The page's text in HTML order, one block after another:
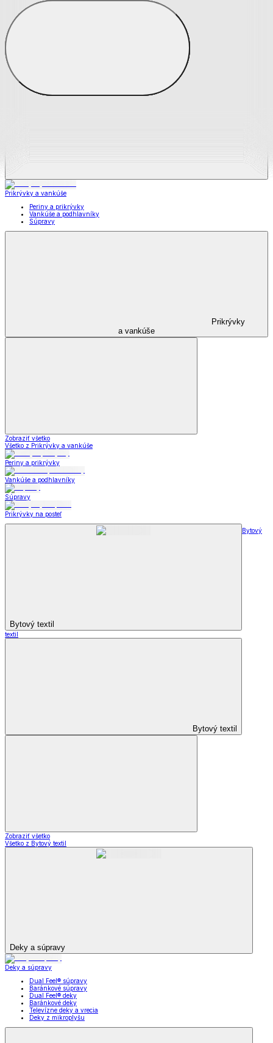
Zobraziť všetko
Všetko z Matrace a matracové chrániče
Matrace
Chrániče na matrace
Prikrývky a vankúše
Periny a prikrývky
Vankúše a podhlavníky
Súpravy
Prikrývky
a vankúše
Zobraziť všetko
Všetko z Prikrývky a vankúše
Periny a prikrývky
Vankúše a podhlavníky
Súpravy
Prikrývky na posteľ
Bytový textil
Bytový
textil
Bytový textil
Zobraziť všetko
Všetko z Bytový textil
Deky a súpravy
Deky a súpravy
Dual Feel® súpravy
Baránkové súpravy
Dual Feel® deky
Baránkové deky
Televízne deky a vrecia
Deky z mikroplyšu